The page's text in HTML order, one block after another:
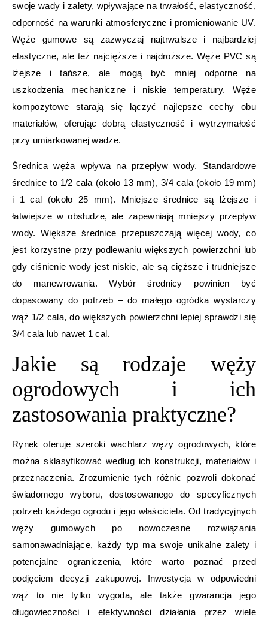
swoje wady i zalety, wpływające na trwałość, elastyczność,
odporność na warunki atmosferyczne i promieniowanie UV.
Węże gumowe są zazwyczaj najtrwalsze i najbardziej
elastyczne, ale też najcięższe i najdroższe. Węże PVC są
lżejsze i tańsze, ale mogą być mniej odporne na
uszkodzenia mechaniczne i niskie temperatury. Węże
kompozytowe starają się łączyć najlepsze cechy obu
materiałów, oferując dobrą elastyczność i wytrzymałość
przy umiarkowanej wadze.
Średnica węża wpływa na przepływ wody. Standardowe
średnice to 1/2 cala (około 13 mm), 3/4 cala (około 19 mm)
i 1 cal (około 25 mm). Mniejsze średnice są lżejsze i
łatwiejsze w obsłudze, ale zapewniają mniejszy przepływ
wody. Większe średnice przepuszczają więcej wody, co
jest korzystne przy podlewaniu większych powierzchni lub
gdy ciśnienie wody jest niskie, ale są cięższe i trudniejsze
do manewrowania. Wybór średnicy powinien być
dopasowany do potrzeb – do małego ogródka wystarczy
wąż 1/2 cala, do większych powierzchni lepiej sprawdzi się
3/4 cala lub nawet 1 cal.
Jakie są rodzaje węży
ogrodowych i ich
zastosowania praktyczne?
Rynek oferuje szeroki wachlarz węży ogrodowych, które
można sklasyfikować według ich konstrukcji, materiałów i
przeznaczenia. Zrozumienie tych różnic pozwoli dokonać
świadomego wyboru, dostosowanego do specyficznych
potrzeb każdego ogrodu i jego właściciela. Od tradycyjnych
węży gumowych po nowoczesne rozwiązania
samonawadniające, każdy typ ma swoje unikalne zalety i
potencjalne ograniczenia, które warto poznać przed
podjęciem decyzji zakupowej. Inwestycja w odpowiedni
wąż to nie tylko wygoda, ale także gwarancja jego
długowieczności i efektywności działania przez wiele